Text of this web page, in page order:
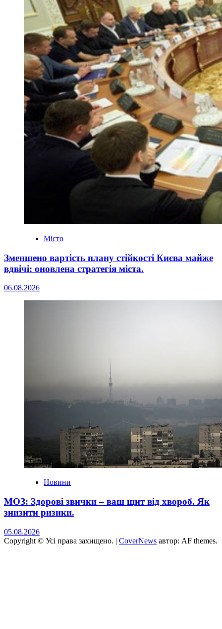
Місто
Зменшено вартість плану стійкості Києва майже
вдвічі: оновлена стратегія міста.
06.08.2026
Новини
МОЗ: Здорові звички – ваш щит від хвороб. Як
знизити ризики.
05.08.2026
Copyright © Усі права захищено. | CoverNews автор: AF themes.